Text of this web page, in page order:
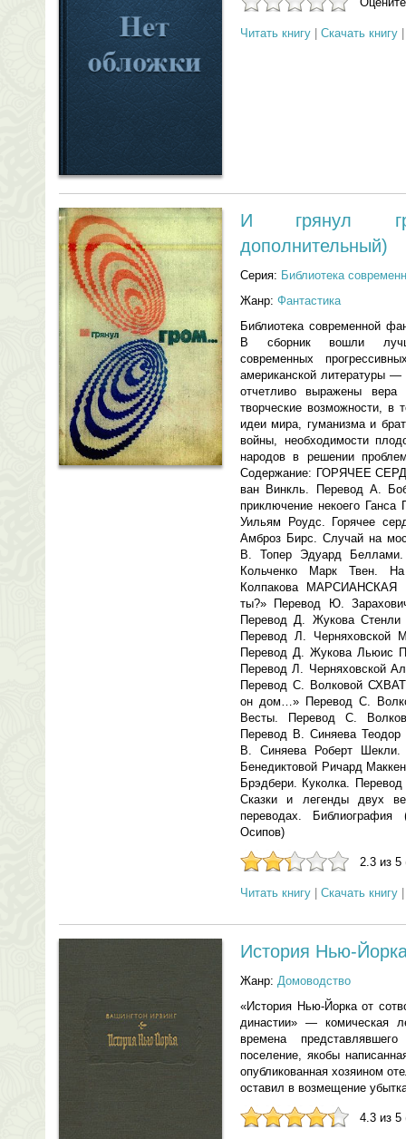
Читать книгу Скачать книгу
И грянул
дополнительный)
Серия: Библиотека
Жанр: Фантастика
Библиотека современной
В сборник вошли
современных
американской литературы
отчетливо выражены вера
творческие возможности, в
идеи мира, гуманизма и
войны, необходимости
народов в решении
Содержание: ГОРЯЧЕЕ
ван Винкль. Перевод А.
приключение некоего
Уильям Роудс. Горячее
Амброз Бирс. Случай на
В. Топер Эдуард
Кольченко Марк Твен.
Колпакова
ты?» Перевод Ю.
Перевод Д. Жукова Стенли
Перевод Л. Черняховской
Перевод Д. Жукова Льюис
Перевод Л. Черняховской
Перевод С. Волковой
он дом…» Перевод С.
Весты. Перевод С.
Перевод В. Синяева
В. Синяева Роберт
Бенедиктовой Ричард
Брэдбери. Куколка.
Сказки и легенды двух
переводах. Библиография
Осипов)
2.3 из 5
Читать книгу Скачать книгу
История Нью-
Жанр: Домоводство
«История Нью-Йорка от
династии» — комическая
времена
поселение, якобы
опубликованная хозяином
оставил в возмещение
4.3 из 5